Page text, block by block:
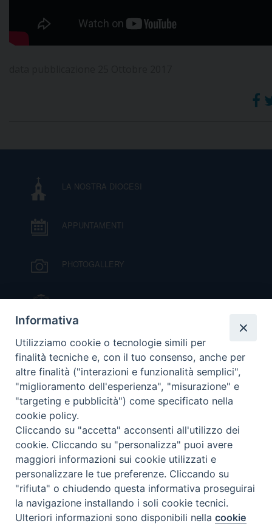
LA NOSTRA DIOCESI
APPUNTAMENTI
PHOTOGALLERY
IL VESCOVO MONS. ORAZIO FRANCESCO
PIAZZA
VIDEOGALLERY
ORARI S. MESSE
MODULISTICA
PODCAST
© 2026 Diocesi di Viterbo.Preferenze Cookie
Informativa
Utilizziamo cookie o tecnologie simili per
finalità tecniche e, con il tuo consenso, anche per
altre finalità ("interazioni e funzionalità semplici",
"miglioramento dell'esperienza", "misurazione" e
"targeting e pubblicità") come specificato nella
cookie policy.
Cliccando su "accetta" acconsenti all'utilizzo dei
cookie. Cliccando su "personalizza" puoi avere
maggiori informazioni sui cookie utilizzati e
personalizzare le tue preferenze. Cliccando su
"rifiuta" o chiudendo questa informativa proseguirai
la navigazione installando i soli cookie tecnici.
Ulteriori informazioni sono disponibili nellacookie